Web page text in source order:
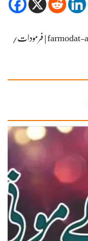
farmodat-aqwal-sultan-ul-ashiqeen | فرمودات/